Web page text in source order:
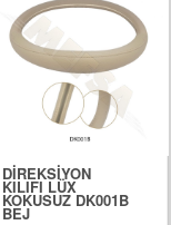
DİREKSİYON
KILIFI LÜX
KOKUSUZ DK001B
BEJ